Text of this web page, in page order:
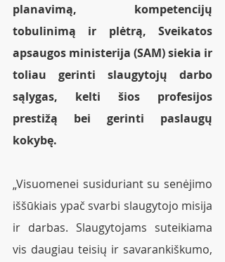
planavimą, kompetencijų
tobulinimą ir plėtrą, Sveikatos
apsaugos ministerija (SAM) siekia ir
toliau gerinti slaugytojų darbo
sąlygas, kelti šios profesijos
prestižą bei gerinti paslaugų
kokybę.
„Visuomenei susiduriant su senėjimo
iššūkiais ypač svarbi slaugytojo misija
ir darbas. Slaugytojams suteikiama
vis daugiau teisių ir savarankiškumo,